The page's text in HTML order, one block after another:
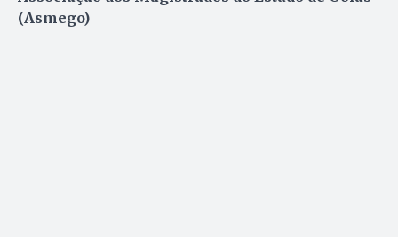
(Asmego)